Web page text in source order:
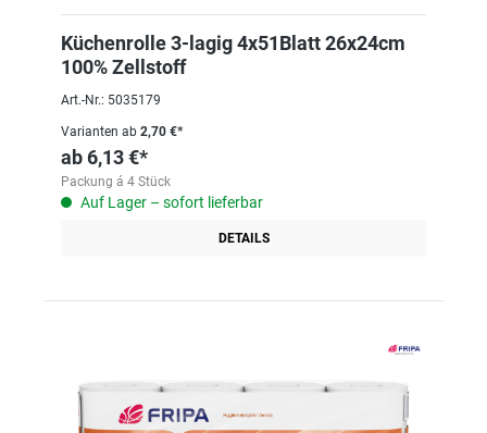
Küchenrolle 3-lagig 4x51Blatt 26x24cm
100% Zellstoff
Art.-Nr.: 5035179
Varianten ab 2,70 €*
ab6,13 €*
Packung á 4 Stück
Auf Lager – sofort lieferbar
DETAILS